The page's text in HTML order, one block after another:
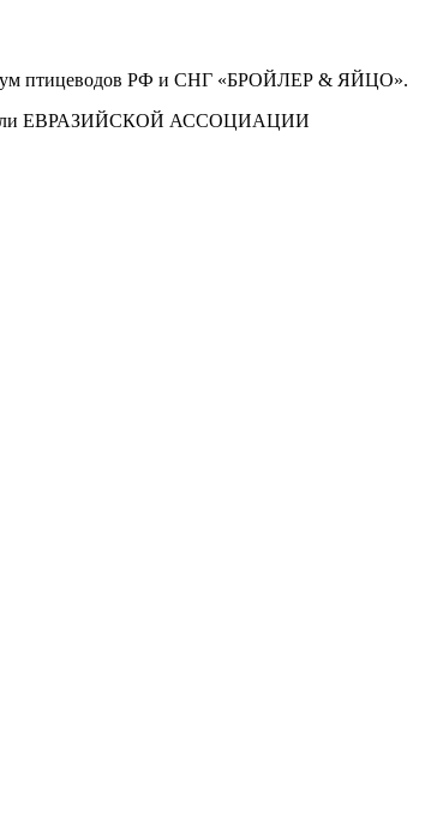
птицеводов РФ и СНГ «БРОЙЛЕР & ЯЙЦО».
ЕВРАЗИЙСКОЙ АССОЦИАЦИИ